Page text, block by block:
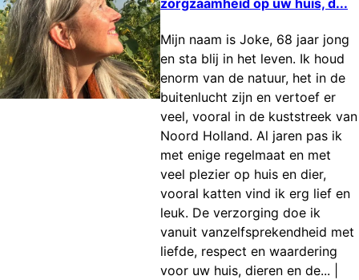
Mijn naam is Joke, 68 jaar jong
en sta blij in het leven. Ik houd
enorm van de natuur, het in de
buitenlucht zijn en vertoef er
veel, vooral in de kuststreek van
Noord Holland. Al jaren pas ik
met enige regelmaat en met
veel plezier op huis en dier,
vooral katten vind ik erg lief en
leuk. De verzorging doe ik
vanuit vanzelfsprekendheid met
liefde, respect en waardering
voor uw huis, dieren en de...